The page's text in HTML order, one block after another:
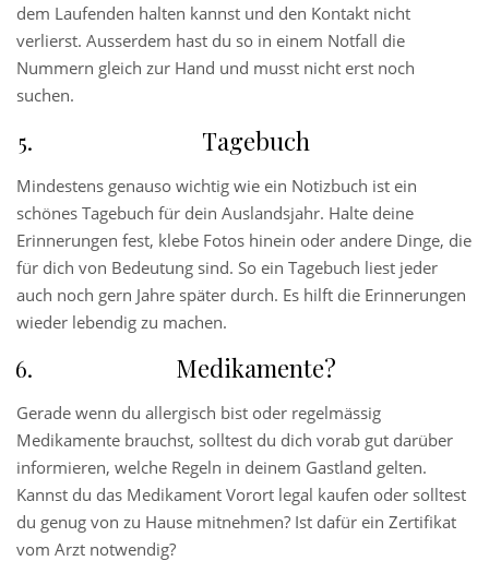
dem Laufenden halten kannst und den Kontakt nicht
verlierst. Ausserdem hast du so in einem Notfall die
Nummern gleich zur Hand und musst nicht erst noch
suchen.
Tagebuch
Mindestens genauso wichtig wie ein Notizbuch ist ein
schönes Tagebuch für dein Auslandsjahr. Halte deine
Erinnerungen fest, klebe Fotos hinein oder andere Dinge, die
für dich von Bedeutung sind. So ein Tagebuch liest jeder
auch noch gern Jahre später durch. Es hilft die Erinnerungen
wieder lebendig zu machen.
Medikamente?
Gerade wenn du allergisch bist oder regelmässig
Medikamente brauchst, solltest du dich vorab gut darüber
informieren, welche Regeln in deinem Gastland gelten.
Kannst du das Medikament Vorort legal kaufen oder solltest
du genug von zu Hause mitnehmen? Ist dafür ein Zertifikat
vom Arzt notwendig?